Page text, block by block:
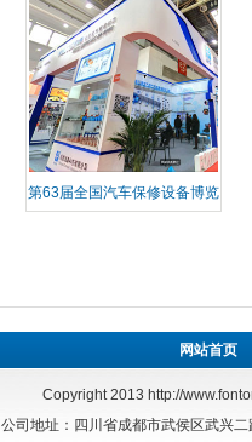
第63届全国汽车保修设备博览
网站首页
Copyright 2013 http://
公司地址：四川省成都市武侯区武兴